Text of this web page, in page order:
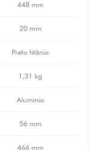
448 mm
20 mm
Preto titânio
1,31 kg
Alumínio
56 mm
466 mm